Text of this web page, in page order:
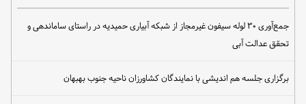
جمع‌آوری ۳۰ لوله سیفون غیرمجاز از شبکه آبیاری حمیدیه در راستای ساماندهی و
تحقق عدالت آبی
برگزاری جلسه هم اندیشی با نمایندگان کشاورزان ناحیه جنوب بهبهان